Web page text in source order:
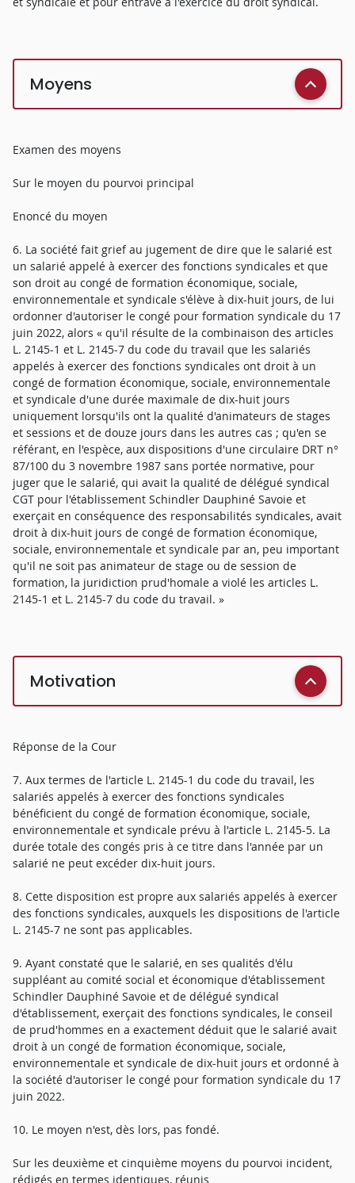
Moyens
Examen des moyens
Sur le moyen du pourvoi principal
Enoncé du moyen
6. La société fait grief au jugement de dire que le salarié est
un salarié appelé à exercer des fonctions syndicales et que
son droit au congé de formation économique, sociale,
environnementale et syndicale s'élève à dix-huit jours, de lui
ordonner d'autoriser le congé pour formation syndicale du 17
juin 2022, alors « qu'il résulte de la combinaison des articles
L. 2145-1 et L. 2145-7 du code du travail que les salariés
appelés à exercer des fonctions syndicales ont droit à un
congé de formation économique, sociale, environnementale
et syndicale d'une durée maximale de dix-huit jours
uniquement lorsqu'ils ont la qualité d'animateurs de stages
et sessions et de douze jours dans les autres cas ; qu'en se
référant, en l'espèce, aux dispositions d'une circulaire DRT n°
87/100 du 3 novembre 1987 sans portée normative, pour
juger que le salarié, qui avait la qualité de délégué syndical
CGT pour l'établissement Schindler Dauphiné Savoie et
exerçait en conséquence des responsabilités syndicales, avait
droit à dix-huit jours de congé de formation économique,
sociale, environnementale et syndicale par an, peu important
qu'il ne soit pas animateur de stage ou de session de
formation, la juridiction prud'homale a violé les articles L.
2145-1 et L. 2145-7 du code du travail. »
Motivation
Réponse de la Cour
7. Aux termes de l'article L. 2145-1 du code du travail, les
salariés appelés à exercer des fonctions syndicales
bénéficient du congé de formation économique, sociale,
environnementale et syndicale prévu à l'article L. 2145-5. La
durée totale des congés pris à ce titre dans l'année par un
salarié ne peut excéder dix-huit jours.
8. Cette disposition est propre aux salariés appelés à exercer
des fonctions syndicales, auxquels les dispositions de l'article
L. 2145-7 ne sont pas applicables.
9. Ayant constaté que le salarié, en ses qualités d'élu
suppléant au comité social et économique d'établissement
Schindler Dauphiné Savoie et de délégué syndical
d'établissement, exerçait des fonctions syndicales, le conseil
de prud'hommes en a exactement déduit que le salarié avait
droit à un congé de formation économique, sociale,
environnementale et syndicale de dix-huit jours et ordonné à
la société d'autoriser le congé pour formation syndicale du 17
juin 2022.
10. Le moyen n'est, dès lors, pas fondé.
Sur les deuxième et cinquième moyens du pourvoi incident,
rédigés en termes identiques, réunis